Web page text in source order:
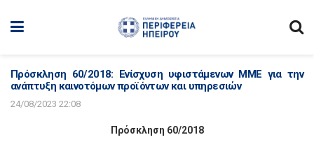
Πρόσκληση 60/2018: Ενίσχυση υφιστάμενων ΜΜΕ για την
ανάπτυξη καινοτόμων προϊόντων και υπηρεσιών
24/08/2023 22:08
Πρόσκληση 60/2018